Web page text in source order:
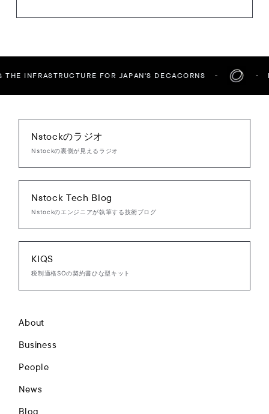
INFRASTRUCTURE FOR JAPAN'S DECACORNS
About
Business
People
News
Blog
Nstockのラジオ
Nstockの裏側が見えるラジオ
Nstock Tech Blog
Nstockのエンジニアが執筆する技術ブログ
KIQS
税制適格SOの契約書ひな型キット